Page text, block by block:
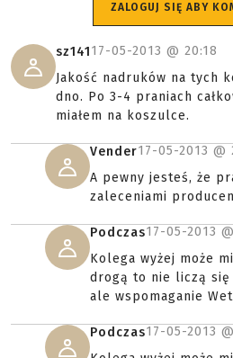
ZALOGUJ SIĘ ABY
sz14117-05-2013 @ 20:18
Jakość nadruków na tych
dno. Po 3-4 praniach
miałem na koszulce.
Vender17-05-2013 @
A pewny jesteś, że
zaleceniami
Podczas17-05-2013 @
Kolega wyżej może
drogą to nie liczą
ale wspomaganie
Podczas17-05-2013 @